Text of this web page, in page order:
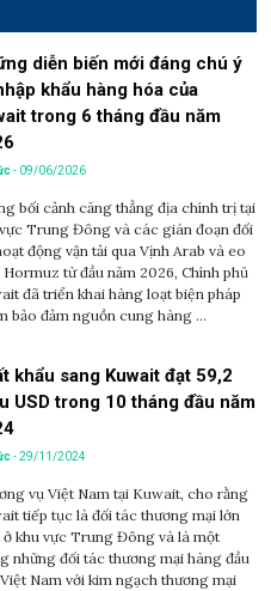
diễn biến mới đáng chú ý
khẩu hàng hóa của
trong 6 tháng đầu năm
- 09/06/2026
bối cảnh căng thẳng địa chính trị tại
Trung Đông và các gián đoạn đối
động vận tải qua Vịnh Arab và eo
Hormuz từ đầu năm 2026, Chính phủ
đã triển khai hàng loạt biện pháp
bảo đảm nguồn cung hàng ...
khẩu sang Kuwait đạt 59,2
USD trong 10 tháng đầu năm
- 29/11/2024
vụ Việt Nam tại Kuwait, cho rằng
tiếp tục là đối tác thương mại lớn
ở khu vực Trung Đông và là một
những đối tác thương mại hàng đầu
Nam với kim ngạch thương mại